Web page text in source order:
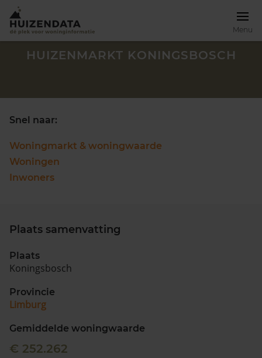
Menu
Zoek een woning
088 220 4200
Maandag t/m vrijdag - 08:00 -18:00
HUIZENMARKT KONINGSBOSCH
Snel naar:
Woningmarkt & woningwaarde
Woningen
Inwoners
Plaats samenvatting
Plaats
Koningsbosch
Provincie
Limburg
Gemiddelde woningwaarde
€ 252.262